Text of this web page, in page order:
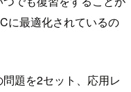
に最適化されているの
題を2セット、応用レ